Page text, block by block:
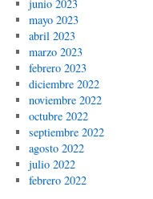
junio 2023
mayo 2023
abril 2023
marzo 2023
febrero 2023
diciembre 2022
noviembre 2022
octubre 2022
septiembre 2022
agosto 2022
julio 2022
febrero 2022